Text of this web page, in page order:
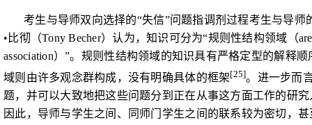
考生与导师双向选择的“失信”问题指调剂过程考生与导
• 比彻（Tony Becher）认为，知识可分为“规则性结构领域（
association）”。规则性结构领域的知识具有严格定型的解释
域则由许多观念群构成，没有明确具体的框架[25]。进一步而
题，并可以大致地把这些问题分到正在从事这方面工作的研
因此，导师与学生之间、同师门学生之间的联系较为密切，